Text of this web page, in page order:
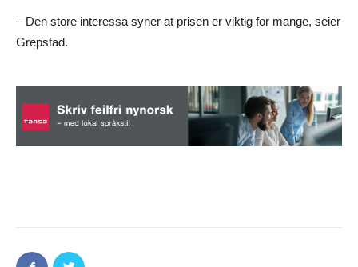
– Den store interessa syner at prisen er viktig for mange, seier
Grepstad.